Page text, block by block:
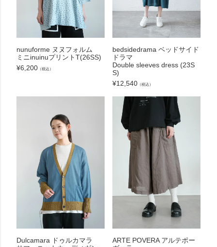
nunuforme ヌヌフォルム
ミニinuinuプリントT(26SS)
¥6,200（税込）
bedsidedrama ベッドサイド
ドラマ
Double sleeves dress (23S
S)
¥12,540 （税込）
Dulcamara ドゥルカマラ
ARTE POVERA アルテポー